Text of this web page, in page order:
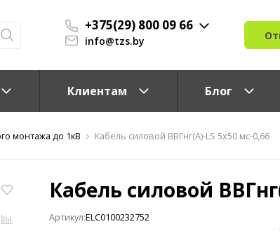
+375(29) 800 09 66
info@tzs.by
Клиентам Блог
монтажа до 1кВ Кабель силовой ВВГнг(A)-LS 5x50 мс-0,66
Кабель силовой
Артикул:ELC0100232752